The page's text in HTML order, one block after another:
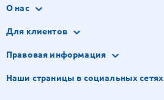
О нас
Для клиентов
Правовая информация
Наши страницы в социальных сетях